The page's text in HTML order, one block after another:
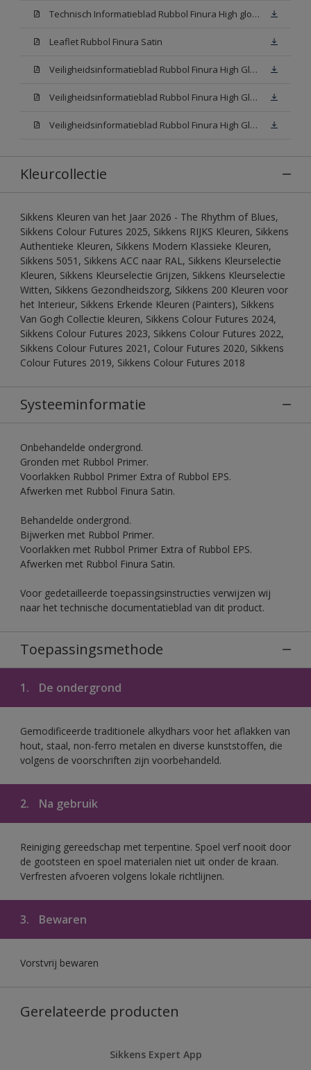
Technisch Informatieblad Rubbol Finura High gloss (PDF)
Leaflet Rubbol Finura Satin
Veiligheidsinformatieblad Rubbol Finura High Gloss W05 (MSDS)
Veiligheidsinformatieblad Rubbol Finura High Gloss White (MSDS)
Veiligheidsinformatieblad Rubbol Finura High Gloss N00 (MSDS)
Kleurcollectie
Sikkens Kleuren van het Jaar 2026 - The Rhythm of Blues,
Sikkens Colour Futures 2025, Sikkens RIJKS Kleuren, Sikkens
Authentieke Kleuren, Sikkens Modern Klassieke Kleuren,
Sikkens 5051, Sikkens ACC naar RAL, Sikkens Kleurselectie
Kleuren, Sikkens Kleurselectie Grijzen, Sikkens Kleurselectie
Witten, Sikkens Gezondheidszorg, Sikkens 200 Kleuren voor
het Interieur, Sikkens Erkende Kleuren (Painters), Sikkens
Van Gogh Collectie kleuren, Sikkens Colour Futures 2024,
Sikkens Colour Futures 2023, Sikkens Colour Futures 2022,
Sikkens Colour Futures 2021, Colour Futures 2020, Sikkens
Colour Futures 2019, Sikkens Colour Futures 2018
Systeeminformatie
Onbehandelde ondergrond.
Gronden met Rubbol Primer.
Voorlakken Rubbol Primer Extra of Rubbol EPS.
Afwerken met Rubbol Finura Satin.
Behandelde ondergrond.
Bijwerken met Rubbol Primer.
Voorlakken met Rubbol Primer Extra of Rubbol EPS.
Afwerken met Rubbol Finura Satin.
Voor gedetailleerde toepassingsinstructies verwijzen wij
naar het technische documentatieblad van dit product.
Toepassingsmethode
1. De ondergrond
Gemodificeerde traditionele alkydhars voor het aflakken van
hout, staal, non-ferro metalen en diverse kunststoffen, die
volgens de voorschriften zijn voorbehandeld.
2. Na gebruik
Reiniging gereedschap met terpentine. Spoel verf nooit door
de gootsteen en spoel materialen niet uit onder de kraan.
Verfresten afvoeren volgens lokale richtlijnen.
3. Bewaren
Vorstvrij bewaren
Gerelateerde producten
Sikkens Expert App